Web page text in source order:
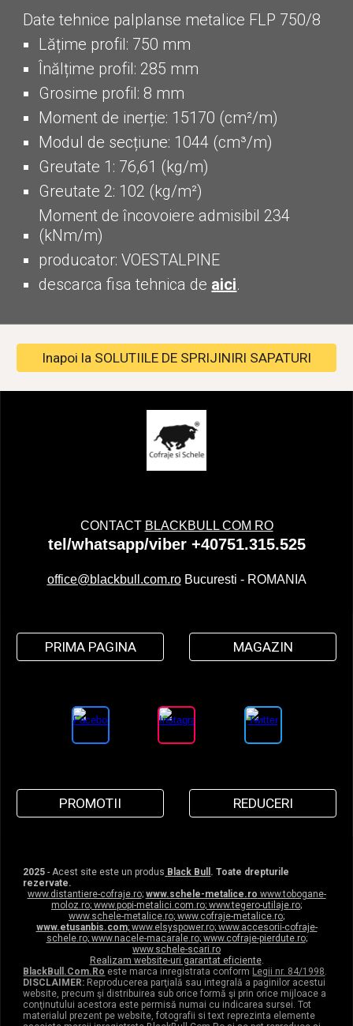
Date tehnice palplanse metalice FLP 750/8
Lățime profil: 750 mm
Înălțime profil: 285 mm
Grosime profil: 8 mm
Moment de inerție: 15170 (cm²/m)
Modul de secțiune: 1044 (cm³/m)
Greutate 1: 76,61 (kg/m)
Greutate 2: 102 (kg/m²)
Moment de încovoiere admisibil 234
(kNm/m)
producator: VOESTALPINE
descarca fisa tehnica de aici.
Inapoi la SOLUTIILE DE SPRIJINIRI SAPATURI
CONTACT BLACKBULL COM RO
tel/whatsapp/viber +40751.315.525
office@blackbull.com.roBucuresti - ROMANIA
PRIMA PAGINA MAGAZIN
PROMOTII REDUCERI
2025 - Acest site este un produs Black Bull . Toate drepturile
rezervate.
www.distantiere-cofraje.ro; www.schele-metalice.ro www.tobogane-
moloz.ro; www.popi-metalici.com.ro; www.tegero-utilaje.ro;
www.schele-metalice.ro; www.cofraje-metalice.ro;
www.etusanbis.com; www.elsyspower.ro;www.accesorii-cofraje-
schele.ro; www.nacele-macarale.ro; www.cofraje-pierdute.ro;
www.schele-scari.ro
Realizam website-uri garantat eficiente.
BlackBull.Com.Ro este marca inregistrata conform Legii nr. 84/1998.
DISCLAIMER: Reproducerea parţială sau integrală a paginilor acestui
website, precum şi distribuirea sub orice formă şi prin orice mijloace a
conţinutului acestora este permisă numai cu indicarea sursei. Tot
materialul prezent pe website, fotografii si text reprezinta elemente